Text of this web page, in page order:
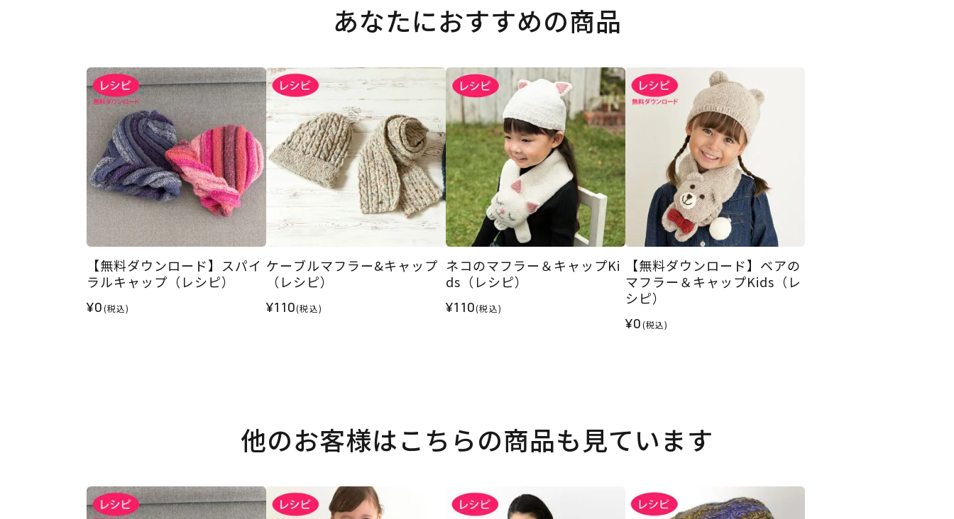
あなたにおすすめの商品
【無料ダウンロード】スパイ
ラルキャップ（レシピ）
¥0(税込)
ケーブルマフラー&キャップ
（レシピ）
¥110(税込)
ネコのマフラー＆キャップKi
ds（レシピ）
¥110(税込)
【無料ダウンロード】ベアの
マフラー＆キャップKids（レ
シピ）
¥0(税込)
他のお客様はこちらの商品も見ています